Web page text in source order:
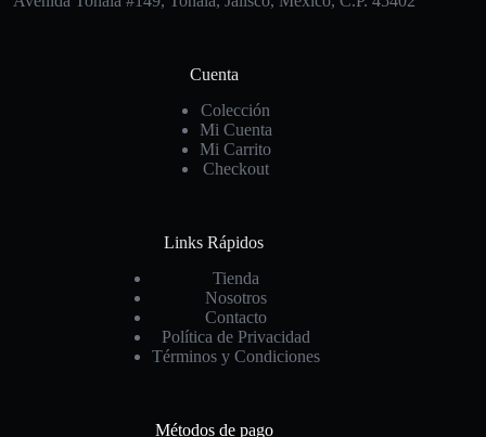
Cuenta
Colección
Mi Cuenta
Mi Carrito
Checkout
Links Rápidos
Tienda
Nosotros
Contacto
Política de Privacidad
Términos y Condiciones
Métodos de pago